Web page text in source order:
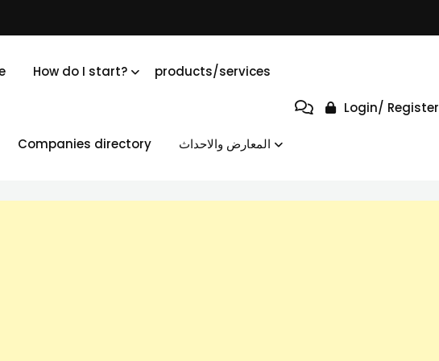
Login/ Register
How do I start? products/services
Companies directory المعارض والاحداث